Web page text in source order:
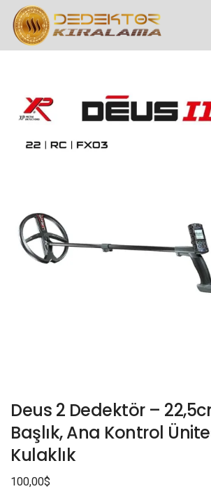
Deus 2 Dedektör –
Başlık, Ana Kontrol
Kulaklık
100,00$